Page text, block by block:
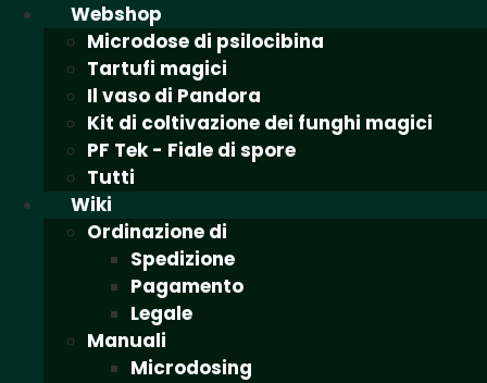
Webshop
Microdose di psilocibina
Tartufi magici
Il vaso di Pandora
Kit di coltivazione dei funghi magici
PF Tek - Fiale di spore
Tutti
Wiki
Ordinazione di
Spedizione
Pagamento
Legale
Manuali
Microdosing